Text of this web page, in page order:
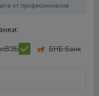
которых хранятся во
cookie не позволяет
сайта исходя из
от профессионалов
БНБ-Банк